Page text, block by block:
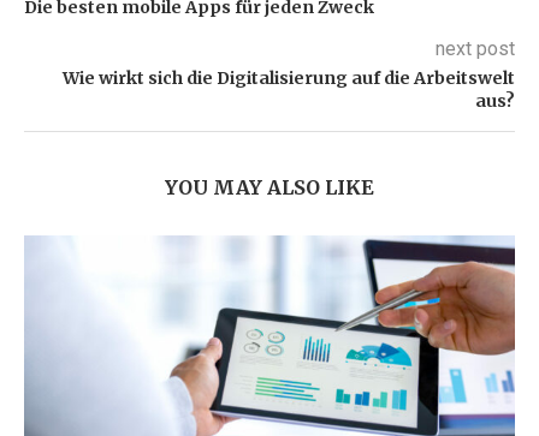
Die besten mobile Apps für jeden Zweck
next post
Wie wirkt sich die Digitalisierung auf die Arbeitswelt
aus?
YOU MAY ALSO LIKE